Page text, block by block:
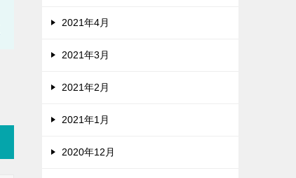
2021年4月
2021年3月
2021年2月
2021年1月
2020年12月